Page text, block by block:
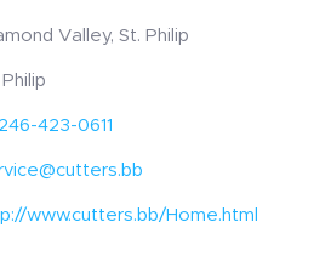
Valley, St. Philip
423-0611
www.cutters.bb/Home.html